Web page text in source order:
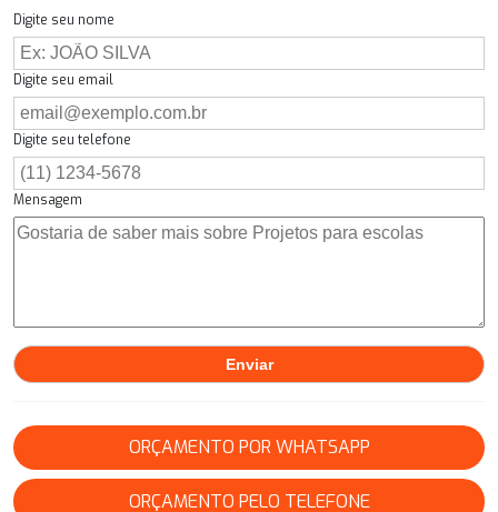
Digite seu nome
Digite seu email
Digite seu telefone
Mensagem
ORÇAMENTO POR WHATSAPP
ORÇAMENTO PELO TELEFONE